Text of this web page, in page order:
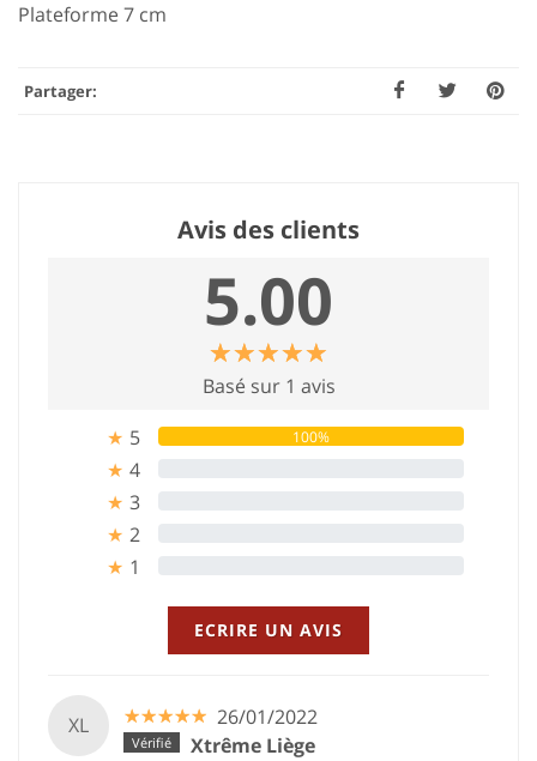
Plateforme 7 cm
Partager:
Avis des clients
5.00
☆☆☆☆☆
★★★★★
Basé sur 1 avis
★ 5 100%
★ 4
★ 3
★ 2
★ 1
ECRIRE UN AVIS
XL ☆☆☆☆☆
★★★★★ 26/01/2022
Xtrême Liège